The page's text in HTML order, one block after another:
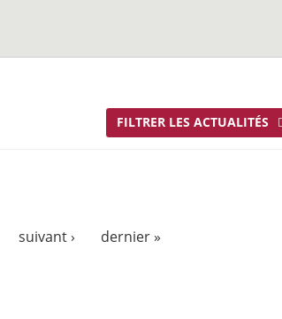
FILTRER LES ACTUALITÉS
suivant › dernier »